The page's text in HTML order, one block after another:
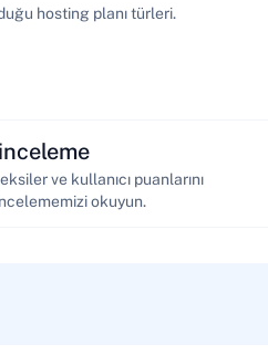
hosting planı türleri.
ve kullanıcı puanlarını
okuyun.